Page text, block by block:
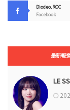
Diodeo.ROC
Facebook
最新報
LE